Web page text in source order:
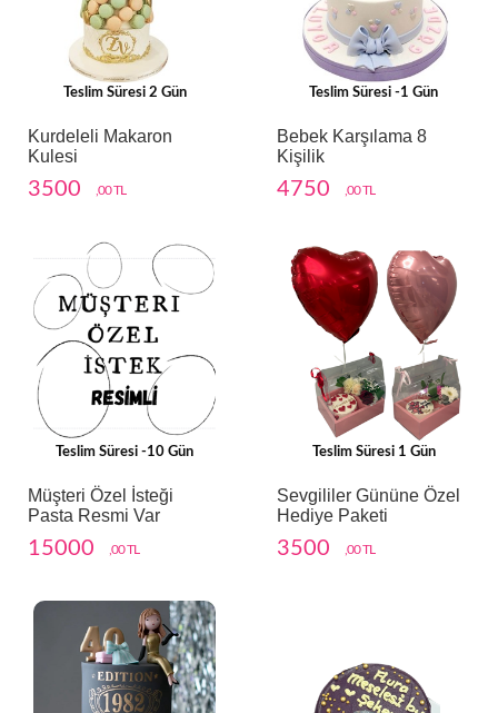
Teslim Süresi 2 Gün
Kurdeleli Makaron
Kulesi
3500 ,00 TL
Teslim Süresi -1 Gün
Bebek Karşılama 8
Kişilik
4750 ,00 TL
Teslim Süresi -10 Gün
Müşteri Özel İsteği
Pasta Resmi Var
15000 ,00 TL
Teslim Süresi 1 Gün
Sevgililer Gününe Özel
Hediye Paketi
3500 ,00 TL